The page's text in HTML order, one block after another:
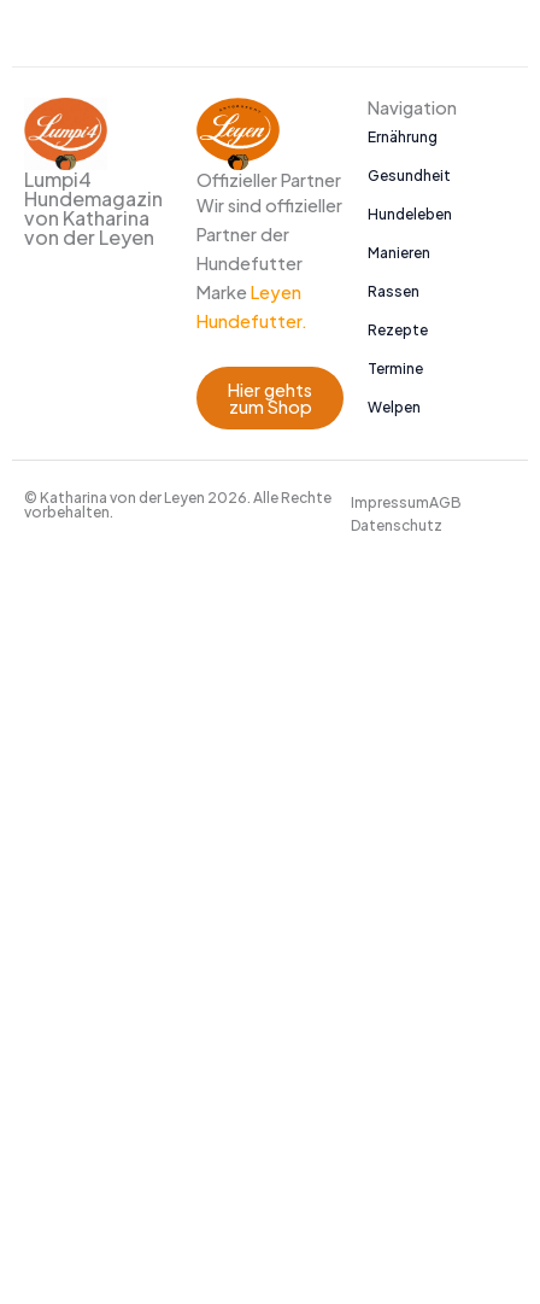
Lumpi4
Hundemagazin
von Katharina
von der Leyen
Offizieller Partner
Wir sind offizieller
Partner der
Hundefutter
Marke Leyen
Hundefutter.
Hier gehts
zum Shop
Navigation
Ernährung
Gesundheit
Hundeleben
Manieren
Rassen
Rezepte
Termine
Welpen
© Katharina von der Leyen 2026. Alle Rechte
vorbehalten.
ImpressumAGB
Datenschutz